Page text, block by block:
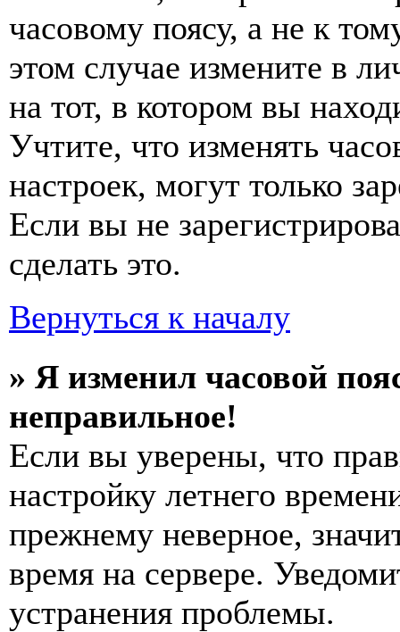
часовому поясу, а не к
этом случае измените в
на тот, в котором вы
Учтите, что изменять
настроек, могут только
Если вы не
сделать это.
Вернуться к началу
» Я изменил часовой
неправильное!
Если вы уверены, что
настройку летнего
прежнему неверное,
время на сервере.
устранения проблемы.